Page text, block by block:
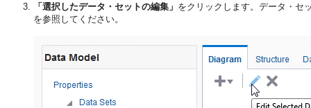
「選択したデータ・セットの編集」 をクリックします。データ・セ
を参照してください。